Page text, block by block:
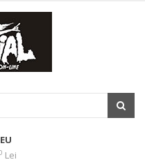
Lei